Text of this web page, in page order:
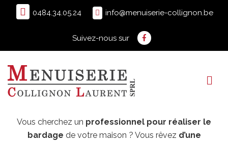
0484.34.05.24 info@menuiserie-collignon.be
Suivez-nous sur
Vous cherchez un professionnel pour réaliser le
bardage de votre maison ? Vous rêvez d’une